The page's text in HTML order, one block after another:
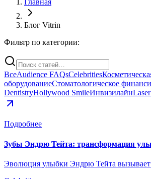
Главная
Блог Vitrin
Фильтр по категории:
ВсеAudience FAQsCelebrities
оборудованиеСтоматологическое
DentistryHollywood SmileИнвизилайн
Подробнее
Зубы Эндрю Тейта: трансформация
Эволюция улыбки Эндрю Тейта вызывает